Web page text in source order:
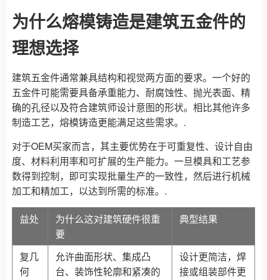
为什么熔模铸造是建筑五金件的
理想选择
建筑五金件通常兼具结构和视觉两方面的要求。一个好的
五金件可能需要具备承重能力、耐腐蚀性、抛光表面、精
确的孔径以及符合建筑师设计意图的形状。相比其他许多
制造工艺，熔模铸造更能满足这些需求。.
对于OEM买家而言，其主要优势在于可重复性、设计自由
度、材料利用率和可扩展的生产能力。一旦模具和工艺参
数得到控制，即可实现批量生产的一致性，然后进行机械
加工和精加工，以达到所需的标准。.
益处
为什么这对建筑硬件很重
要
典型结果
复几
何
允许曲面形状、集成凸
台、装饰性轮廓和紧凑的
设计更简洁，焊
接或组装部件更